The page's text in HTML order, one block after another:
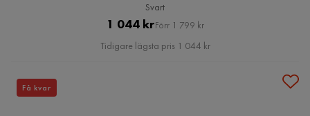
Svart
Pris
1 044 krOriginal
Pris
Förr 1 799 kr
Tidigare lägsta pris 1 044 kr
Få kvar